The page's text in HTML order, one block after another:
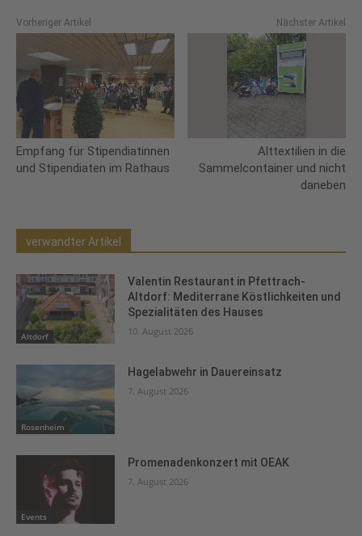
Vorheriger Artikel
Empfang für Stipendiatinnen
und Stipendiaten im Rathaus
Nächster Artikel
Alttextilien in die
Sammelcontainer und nicht
daneben
verwandter Artikel
Altdorf
Valentin Restaurant in Pfettrach-
Altdorf: Mediterrane Köstlichkeiten und
Spezialitäten des Hauses
10. August 2026
Rosenheim
Hagelabwehr in Dauereinsatz
7. August 2026
Events
Promenadenkonzert mit OEAK
7. August 2026